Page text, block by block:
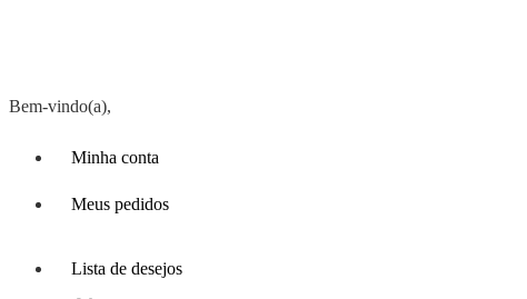
Bem-vindo(a),
Minha conta
Meus pedidos
Lista de desejos